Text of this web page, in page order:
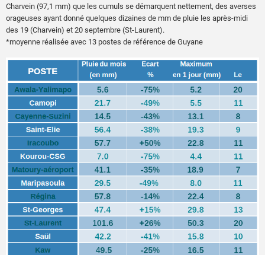
Charvein (97,1 mm) que les cumuls se démarquent nettement, des averses
orageuses ayant donné quelques dizaines de mm de pluie les après-midi
des 19 (Charvein) et 20 septembre (St-Laurent).
*moyenne réalisée avec 13 postes de référence de Guyane